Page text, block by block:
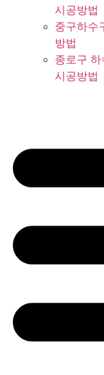
시공방법
중구하수
방법
종로구
시공방법